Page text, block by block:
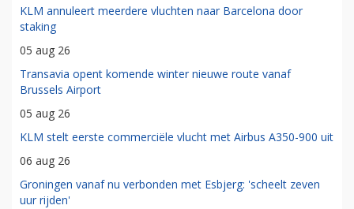
KLM annuleert meerdere vluchten naar Barcelona door
staking
05 aug 26
Transavia opent komende winter nieuwe route vanaf
Brussels Airport
05 aug 26
KLM stelt eerste commerciële vlucht met Airbus A350-900 uit
06 aug 26
Groningen vanaf nu verbonden met Esbjerg: 'scheelt zeven
uur rijden'